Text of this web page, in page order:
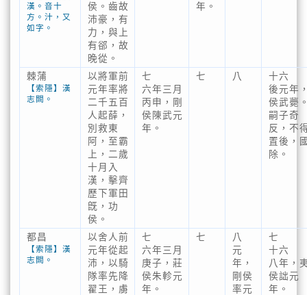
漢。音十
方。汁，又
如字。
侯。齒故
沛豪，有
力，與上
有郤，故
晚從。
年。
棘蒲
【索隱】漢
志闕。
以將軍前
元年率將
二千五百
人起薛，
別救東
阿，至霸
上，二歲
十月入
漢，擊齊
歷下軍田
旣，功
侯。
七
六年三月
丙申，剛
侯陳武元
年。
七 八
十六
後元年
侯武薨
嗣子奇
反，不
置後，
除。
都昌
【索隱】漢
志闕。
以舍人前
元年從起
沛，以騎
隊率先降
翟王，虜
七
六年三月
庚子，莊
侯朱軫元
年。
七
八
元
年，
剛侯
率元
七
十六
八年，
侯詘元
年。